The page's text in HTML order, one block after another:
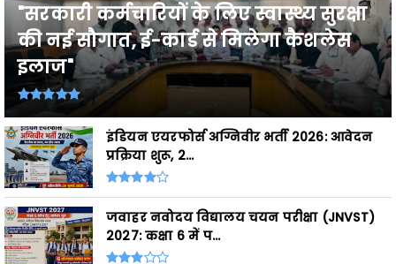
"सरकारी कर्मचारियों के लिए स्वास्थ्य सुरक्षा
की नई सौगात, ई-कार्ड से मिलेगा कैशलेस
इलाज"
इंडियन एयरफोर्स अग्निवीर भर्ती 2026: आवेदन
प्रक्रिया शुरू, 2...
जवाहर नवोदय विद्यालय चयन परीक्षा (JNVST)
2027: कक्षा 6 में प...